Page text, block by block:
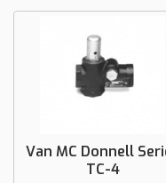
Van MC Donnell
TC-4